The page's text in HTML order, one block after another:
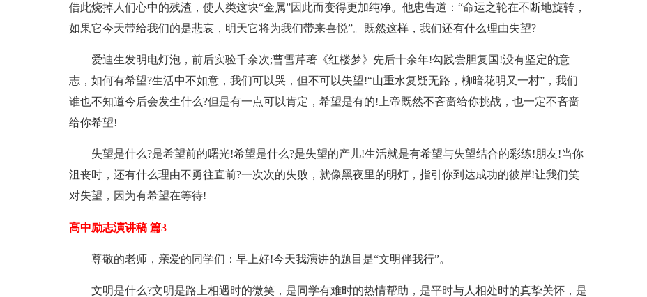
借此烧掉人们心中的残渣，使人类这块“金属”因此而变得更加纯净。他忠告道：“命运之轮在不断地旋转，
如果它今天带给我们的是悲哀，明天它将为我们带来喜悦”。既然这样，我们还有什么理由失望?
爱迪生发明电灯泡，前后实验千余次;曹雪芹著《红楼梦》先后十余年!勾践尝胆复国!没有坚定的意
志，如何有希望?生活中不如意，我们可以哭，但不可以失望!“山重水复疑无路，柳暗花明又一村”，我们
谁也不知道今后会发生什么?但是有一点可以肯定，希望是有的!上帝既然不吝啬给你挑战，也一定不吝啬
给你希望!
失望是什么?是希望前的曙光!希望是什么?是失望的产儿!生活就是有希望与失望结合的彩练!朋友!当你
沮丧时，还有什么理由不勇往直前?一次次的失败，就像黑夜里的明灯，指引你到达成功的彼岸!让我们笑
对失望，因为有希望在等待!
高中励志演讲稿 篇3
尊敬的老师，亲爱的同学们：早上好!今天我演讲的题目是“文明伴我行”。
文明是什么?文明是路上相遇时的微笑，是同学有难时的热情帮助，是平时与人相处时的真挚关怀，是